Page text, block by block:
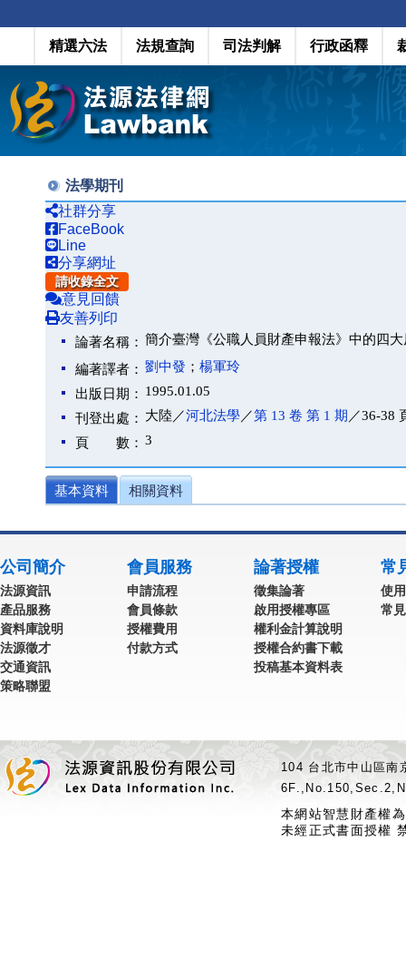
精選六法 法規查詢 司法判解 行政函釋
法學期刊
社群分享
FaceBook
Line
分享網址
請收錄全文
意見回饋
友善列印
論著名稱： 簡介臺灣《公職人員財產申報法》中的四大
編著譯者： 劉中發 ； 楊軍玲
出版日期： 1995.01.05
刊登出處： 大陸／河北法學／第 13 卷 第 1 期 ／36-38
頁 數： 3
基本資料 相關資料
公司簡介
法源資訊
產品服務
資料庫說明
法源徵才
交通資訊
策略聯盟
會員服務
申請流程
會員條款
授權費用
付款方式
論著授權
徵集論著
啟用授權專區
權利金計算說明
授權合約書下載
投稿基本資料表
常
使
常
104 台北市中山區
本網站智慧財產權
未經正式書面授權